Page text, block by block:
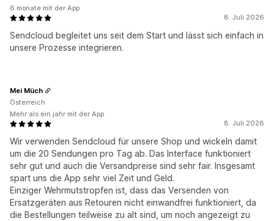
8. Juli 2026
Sendcloud begleitet uns seit dem Start und lässt sich einfach in
unsere Prozesse integrieren.
6 monate mit der App
8. Juli 2026
Wir verwenden Sendcloud für unsere Shop und wickeln damit
um die 20 Sendungen pro Tag ab. Das Interface funktioniert
sehr gut und auch die Versandpreise sind sehr fair. Insgesamt
spart uns die App sehr viel Zeit und Geld.
Einziger Wehrmutstropfen ist, dass das Versenden von
Ersatzgeräten aus Retouren nicht einwandfrei funktioniert, da
die Bestellungen teilweise zu alt sind, um noch angezeigt zu
Mei Müch
Österreich
Mehr als ein jahr mit der App